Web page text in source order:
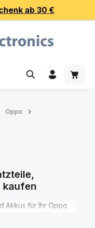
ab 30 €
Oppo
kaufen
Akkus für Ihr Oppo